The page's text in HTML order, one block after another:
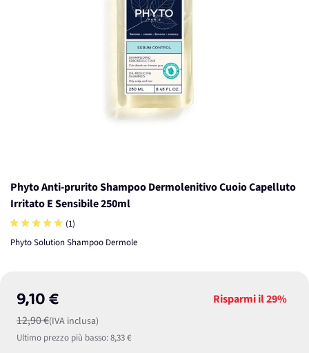
Phyto Anti-prurito Shampoo Dermolenitivo Cuoio Capelluto
Irritato E Sensibile 250ml
(1)
Phyto Solution Shampoo Dermole
9,10 €
12,90 €(IVA inclusa)
Risparmi il29%
Ultimo prezzo più basso:8,33 €